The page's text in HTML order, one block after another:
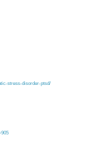
stress-disorder-ptsd/